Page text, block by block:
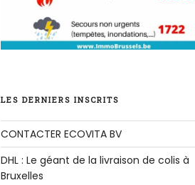
LES DERNIERS INSCRITS
CONTACTER ECOVITA BV
DHL : Le géant de la livraison de colis à
Bruxelles